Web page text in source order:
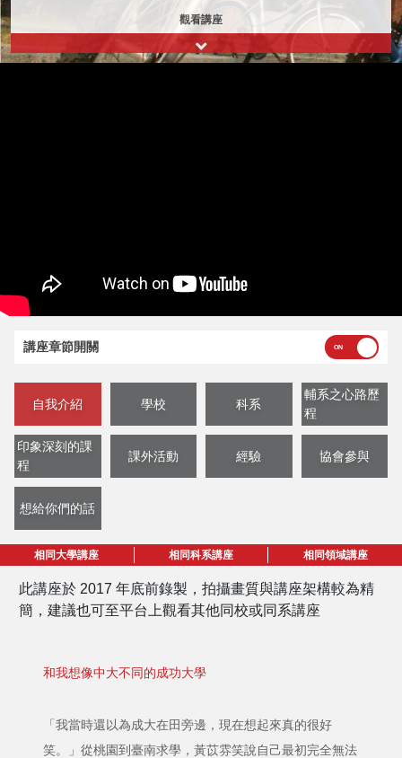
觀看講座
講座章節開關
自我介紹 學校 科系
輔系之心路歷
程
印象深刻的課
程
課外活動 經驗 協會參與
想給你們的話
相同大學講座 相同科系講座 相同領域講座
此講座於 2017 年底前錄製，拍攝畫質與講座架構較為精
簡，建議也可至平台上觀看其他同校或同系講座
和我想像中大不同的成功大學
「我當時還以為成大在田旁邊，現在想起來真的很好
笑。」從桃園到臺南求學，黃苡雰笑說自己最初完全無法